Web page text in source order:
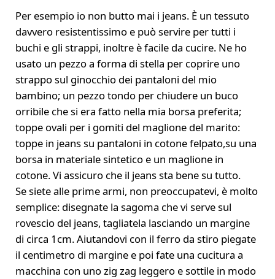
Per esempio io non butto mai i jeans. È un tessuto
davvero resistentissimo e può servire per tutti i
buchi e gli strappi, inoltre è facile da cucire. Ne ho
usato un pezzo a forma di stella per coprire uno
strappo sul ginocchio dei pantaloni del mio
bambino; un pezzo tondo per chiudere un buco
orribile che si era fatto nella mia borsa preferita;
toppe ovali per i gomiti del maglione del marito:
toppe in jeans su pantaloni in cotone felpato,su una
borsa in materiale sintetico e un maglione in
cotone. Vi assicuro che il jeans sta bene su tutto.
Se siete alle prime armi, non preoccupatevi, è molto
semplice: disegnate la sagoma che vi serve sul
rovescio del jeans, tagliatela lasciando un margine
di circa 1cm. Aiutandovi con il ferro da stiro piegate
il centimetro di margine e poi fate una cucitura a
macchina con uno zig zag leggero e sottile in modo